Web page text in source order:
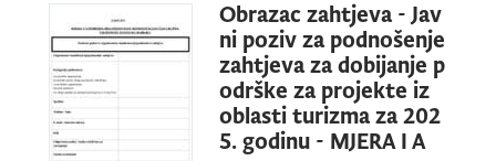
Obrazac zahtjeva - Jav
ni poziv za podnošenje
zahtjeva za dobijanje p
odrške za projekte iz
oblasti turizma za 202
5. godinu - MJERA I A